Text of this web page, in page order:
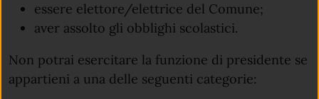
essere elettore/elettrice del Comune;
aver assolto gli obblighi scolastici.
Non potrai esercitare la funzione di presidente se
appartieni a una delle seguenti categorie: